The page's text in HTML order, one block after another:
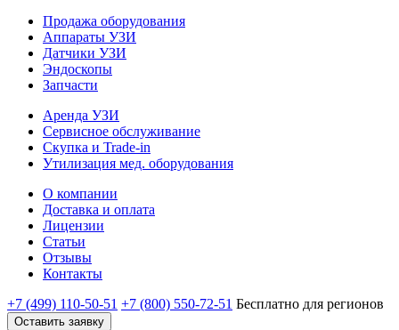
Продажа оборудования
Аппараты УЗИ
Датчики УЗИ
Эндоскопы
Запчасти
Аренда УЗИ
Сервисное обслуживание
Скупка и Trade-in
Утилизация мед. оборудования
О компании
Доставка и оплата
Лицензии
Статьи
Отзывы
Контакты
+7 (499) 110-50-51 +7 (800) 550-72-51 Бесплатно для регионов
Оставить заявку